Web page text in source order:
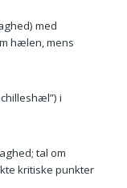
med
hælen, mens
i
tal om
kritiske punkter